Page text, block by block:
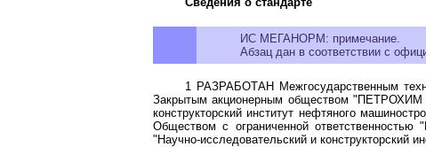
ИС МЕГАНОРМ: примечание.
Абзац дан в соответствии с
1 РАЗРАБОТАН Межгосударственным
Закрытым акционерным обществом "ПЕТРОХИМ
конструкторский институт нефтяного
Обществом с ограниченной
"Научно-исследовательский и